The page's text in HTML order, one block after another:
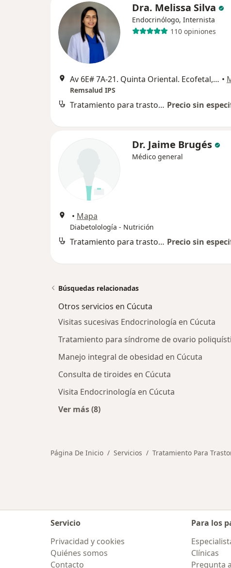
Dra. Melissa Silva
Endocrinólogo, Internista
110 opiniones
Av 6E# 7A-21. Quinta Oriental. Ecofetal, Cúcuta •
Remsalud IPS
Tratamiento para trastornos del colesterol Precio sin
Dr. Jaime Brugés
Médico general
• Mapa
Diabetolología - Nutrición
Tratamiento para trastornos del colesterol Precio sin
Búsquedas relacionadas
Otros servicios en Cúcuta
Visitas sucesivas Endocrinología en Cúcuta
Tratamiento para síndrome de ovario
Manejo integral de obesidad en Cúcuta
Consulta de tiroides en Cúcuta
Visita Endocrinología en Cúcuta
Ver más (8)
Página De Inicio Servicios Tratamiento Para
Servicio
Privacidad y cookies
Quiénes somos
Contacto
Para los
Clínicas
Pregunta